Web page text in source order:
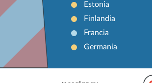
Estonia
Finlandia
Francia
Germania